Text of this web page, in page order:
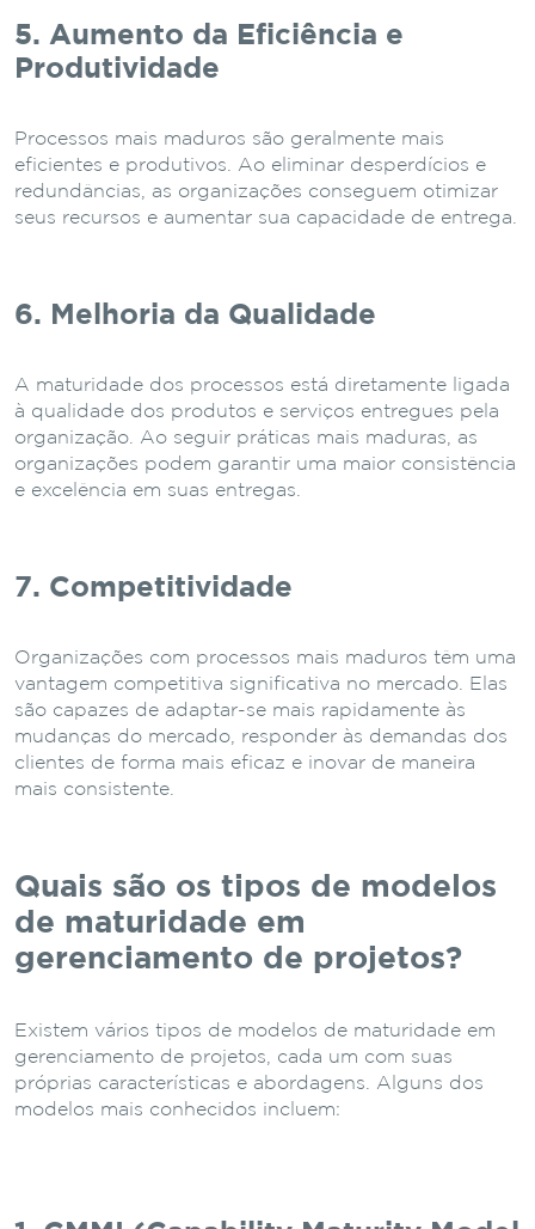
5. Aumento da Eficiência e
Produtividade
Processos mais maduros são geralmente mais
eficientes e produtivos. Ao eliminar desperdícios e
redundâncias, as organizações conseguem otimizar
seus recursos e aumentar sua capacidade de entrega.
6. Melhoria da Qualidade
A maturidade dos processos está diretamente ligada
à qualidade dos produtos e serviços entregues pela
organização. Ao seguir práticas mais maduras, as
organizações podem garantir uma maior consistência
e excelência em suas entregas.
7. Competitividade
Organizações com processos mais maduros têm uma
vantagem competitiva significativa no mercado. Elas
são capazes de adaptar-se mais rapidamente às
mudanças do mercado, responder às demandas dos
clientes de forma mais eficaz e inovar de maneira
mais consistente.
Quais são os tipos de modelos
de maturidade em
gerenciamento de projetos?
Existem vários tipos de modelos de maturidade em
gerenciamento de projetos, cada um com suas
próprias características e abordagens. Alguns dos
modelos mais conhecidos incluem: